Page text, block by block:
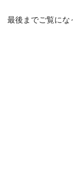
最後までご覧にな